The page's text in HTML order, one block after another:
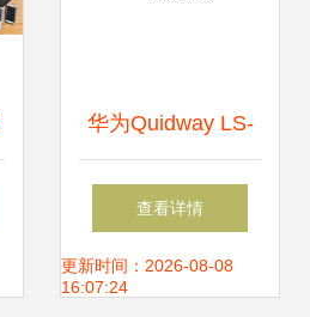
华为Quidway LS-
S5328C-EI交换机
性能与可靠性的三
查看详情
更新时间：2026-08-08
16:07:24